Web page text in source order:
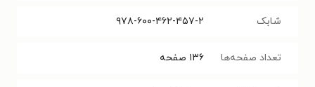
شابک ۹۷۸-۶۰۰-۴۶۲-۴۵۷-۲
تعداد صفحه‌ها ۱۳۶ صفحه